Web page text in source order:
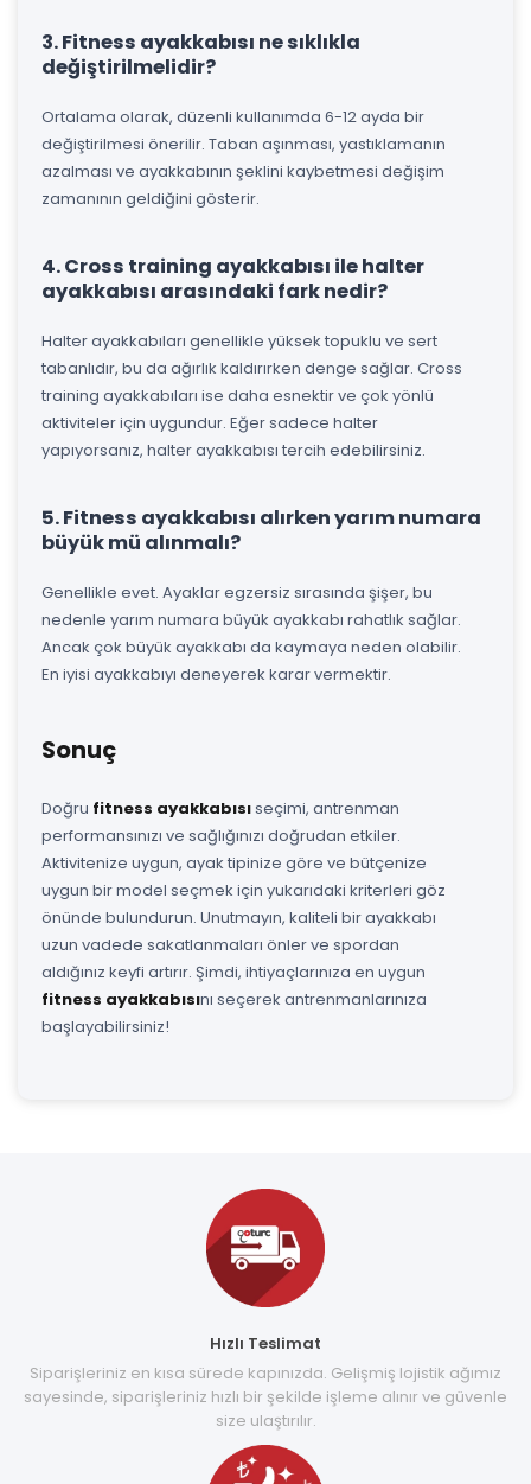
3. Fitness ayakkabısı ne sıklıkla
değiştirilmelidir?
Ortalama olarak, düzenli kullanımda 6-12 ayda bir
değiştirilmesi önerilir. Taban aşınması, yastıklamanın
azalması ve ayakkabının şeklini kaybetmesi değişim
zamanının geldiğini gösterir.
4. Cross training ayakkabısı ile halter
ayakkabısı arasındaki fark nedir?
Halter ayakkabıları genellikle yüksek topuklu ve sert
tabanlıdır, bu da ağırlık kaldırırken denge sağlar. Cross
training ayakkabıları ise daha esnektir ve çok yönlü
aktiviteler için uygundur. Eğer sadece halter
yapıyorsanız, halter ayakkabısı tercih edebilirsiniz.
5. Fitness ayakkabısı alırken yarım numara
büyük mü alınmalı?
Genellikle evet. Ayaklar egzersiz sırasında şişer, bu
nedenle yarım numara büyük ayakkabı rahatlık sağlar.
Ancak çok büyük ayakkabı da kaymaya neden olabilir.
En iyisi ayakkabıyı deneyerek karar vermektir.
Sonuç
Doğru fitness ayakkabısıseçimi, antrenman
performansınızı ve sağlığınızı doğrudan etkiler.
Aktivitenize uygun, ayak tipinize göre ve bütçenize
uygun bir model seçmek için yukarıdaki kriterleri göz
önünde bulundurun. Unutmayın, kaliteli bir ayakkabı
uzun vadede sakatlanmaları önler ve spordan
aldığınız keyfi artırır. Şimdi, ihtiyaçlarınıza en uygun
fitness ayakkabısını seçerek antrenmanlarınıza
başlayabilirsiniz!
Hızlı Teslimat
Siparişleriniz en kısa sürede kapınızda. Gelişmiş lojistik ağımız
sayesinde, siparişleriniz hızlı bir şekilde işleme alınır ve güvenle
size ulaştırılır.